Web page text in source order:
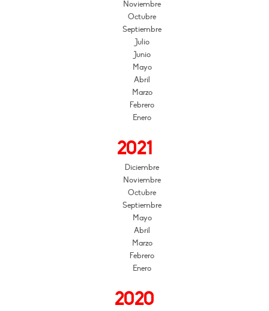
Noviembre
Octubre
Septiembre
Julio
Junio
Mayo
Abril
Marzo
Febrero
Enero
2021
Diciembre
Noviembre
Octubre
Septiembre
Mayo
Abril
Marzo
Febrero
Enero
2020